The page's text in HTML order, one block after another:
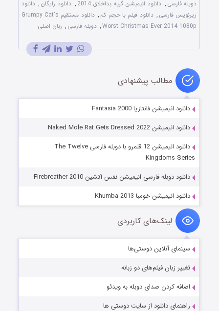
دوبله فارسی , دانلود انیمیشن گربه بداخلاق 2014 , دانلود رایگان , دانلود
زیرنویس فارسی , دانلود فیلم با حجم کم ,
دانلود مستقیم Grumpy Cat's
Worst Christmas Ever 2014 1080p
, دوبله فارسی , زبان اصلی
مطالب پیشنهادی
دانلود انیمیشن فانتازیا Fantasia 2000
دانلود انیمیشن Naked Mole Rat Gets Dressed 2022
دانلود انیمیشن 12 قلمرو با دوبله فارسی The Twelve
Kingdoms Series
دانلود دوبله فارسی انیمیشن نفس آتشین Firebreather 2010
دانلود انیمیشن خومبا Khumba 2013
لینک‌های کاربردی
سینمای آنلاین دوستی‌ها
تغییر زبان فیلم‌های دو زبانه
اضافه کردن صدای دوبله به ویدئو
راهنمای دانلود از سایت دوستی ها